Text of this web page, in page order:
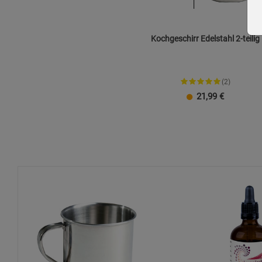
Kochgeschirr Edelstahl 2-teilig
(2)
21,99 €